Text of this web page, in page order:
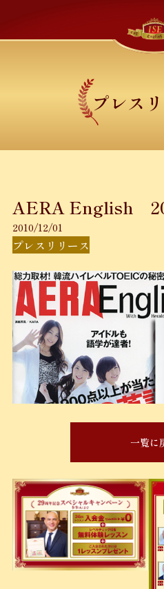
プレス
AERA English
2010/12/01
プレスリリース
一覧に